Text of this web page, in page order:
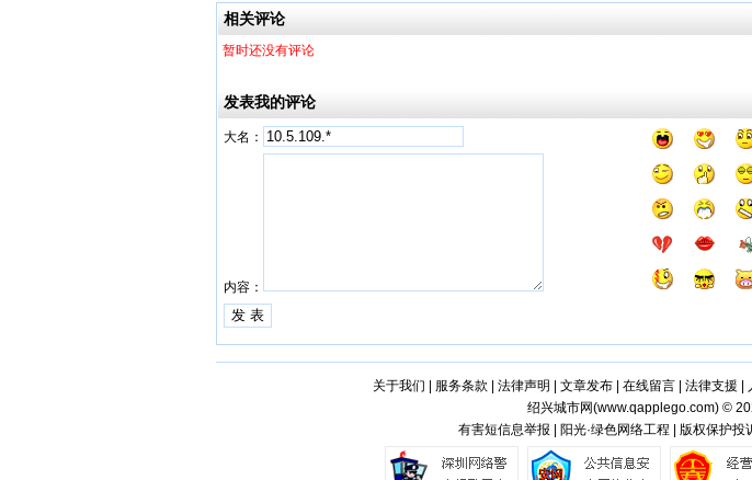
相关评论
暂时还没有评论
发表我的评论
大名：
内容：
关于我们 服务条款 法律声明 文章发布| 在线留言| 法律支援
绍兴城市网(www.qapplego.com) ©
有害短信息举报 | 阳光·绿色网络工程 | 版权保护